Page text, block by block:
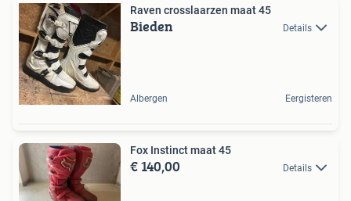
Raven crosslaarzen maat 45
Bieden Details
Albergen Eergisteren
Fox Instinct maat 45
€ 140,00 Details